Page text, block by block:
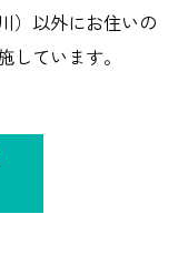
）以外にお住いの
ています。